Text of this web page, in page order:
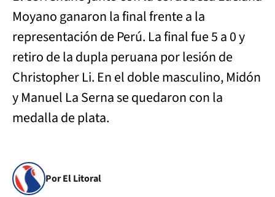
Moyano ganaron la final frente a la
representación de Perú. La final fue 5 a 0 y
retiro de la dupla peruana por lesión de
Christopher Li. En el doble masculino, Midón
y Manuel La Serna se quedaron con la
medalla de plata.
Por El Litoral